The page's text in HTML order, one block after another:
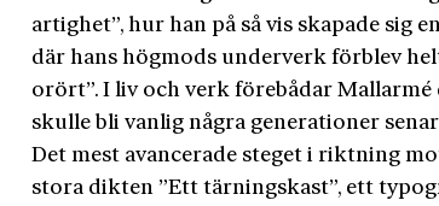
artighet”, hur han på så vis skapade sig
där hans högmods underverk förblev
orört”. I liv och verk förebådar
skulle bli vanlig några generationer
Det mest avancerade steget i riktning
stora dikten ”Ett tärningskast”, ett